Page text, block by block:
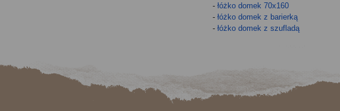
- łóżko domek 70x160
- łóżko domek z barierką
- łóżko domek z szufladą